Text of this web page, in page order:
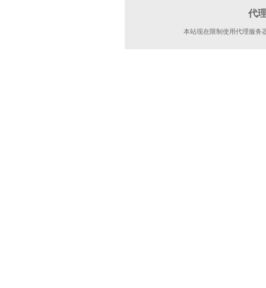
代
本站现在限制使用代理服务